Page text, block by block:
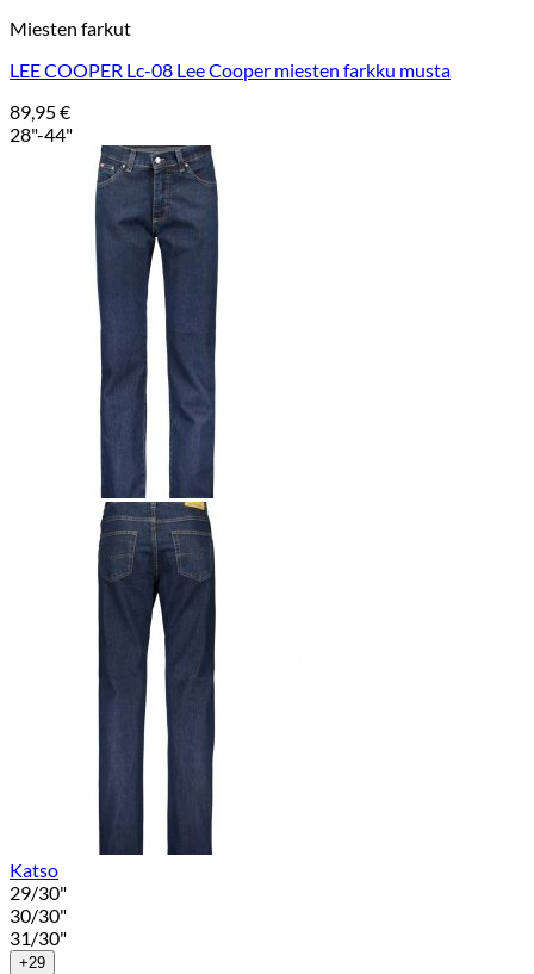
Miesten farkut
LEE COOPER Lc-08 Lee Cooper miesten farkku musta
89,95€
28"-44"
Katso
29/30"
30/30"
31/30"
+29